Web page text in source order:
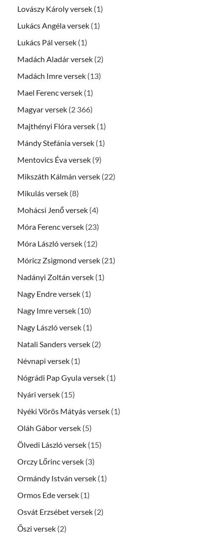
Lovászy Károly versek (1)
Lukács Angéla versek (1)
Lukács Pál versek (1)
Madách Aladár versek (2)
Madách Imre versek (13)
Mael Ferenc versek (1)
Magyar versek (2 366)
Majthényi Flóra versek (1)
Mándy Stefánia versek (1)
Mentovics Éva versek (9)
Mikszáth Kálmán versek (22)
Mikulás versek (8)
Mohácsi Jenő versek (4)
Móra Ferenc versek (23)
Móra László versek (12)
Móricz Zsigmond versek (21)
Nadányi Zoltán versek (1)
Nagy Endre versek (1)
Nagy Imre versek (10)
Nagy László versek (1)
Natali Sanders versek (2)
Névnapi versek (1)
Nógrádi Pap Gyula versek (1)
Nyári versek (15)
Nyéki Vörös Mátyás versek (1)
Oláh Gábor versek (5)
Ölvedi László versek (15)
Orczy Lőrinc versek (3)
Ormándy István versek (1)
Ormos Ede versek (1)
Osvát Erzsébet versek (2)
Őszi versek (2)